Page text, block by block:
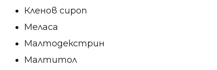
Кленов сироп
Меласа
Малтодекстрин
Малтитол